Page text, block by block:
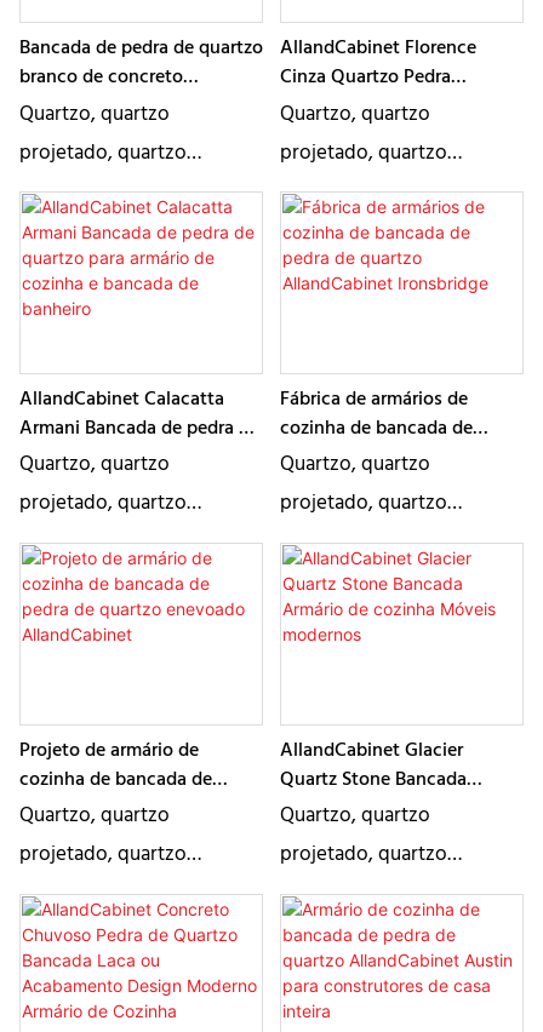
aplicação em bancada e
existem várias cores para
escolha
aplicação em bancada e
existem várias cores para
escolha
Bancada de pedra de quartzo
branco de concreto
AllandCabinet
Quartzo, quartzo
projetado, quartzo
artificial, quartzo artificial
descrevem essencialmente
o mesmo produto, um tipo
de pedra artificial. É um
aplicação em bancada e
existem várias cores para
escolha
AllandCabinet Florence
Cinza Quartzo Pedra
Bancada Bancada Bancada
Quartzo, quartzo
projetado, quartzo
artificial, quartzo artificial
descrevem essencialmente
o mesmo produto, um tipo
aplicação em bancada e
existem várias cores para
escolha
AllandCabinet Calacatta
Armani Bancada de pedra de
quartzo para armário de
cozinha e bancada de
banheiro
Quartzo, quartzo
projetado, quartzo
artificial, quartzo artificial
descrevem essencialmente
o mesmo produto, um tipo
aplicação em bancada e
existem várias cores para
escolha
Fábrica de armários de
cozinha de bancada de
pedra de quartzo
AllandCabinet Ironsbridge
Quartzo, quartzo
projetado, quartzo
artificial, quartzo artificial
descrevem essencialmente
o mesmo produto, um tipo
aplicação em bancada e
existem várias cores para
escolha
Projeto de armário de
cozinha de bancada de
pedra de quartzo enevoado
AllandCabinet
Quartzo, quartzo
projetado, quartzo
artificial, quartzo artificial
descrevem essencialmente
o mesmo produto, um tipo
de pedra artificial. É um
AllandCabinet Glacier
Quartz Stone Bancada
Armário de cozinha Móveis
modernos
Quartzo, quartzo
projetado, quartzo
artificial, quartzo artificial
descrevem essencialmente
o mesmo produto, um tipo
de pedra artificial. É um